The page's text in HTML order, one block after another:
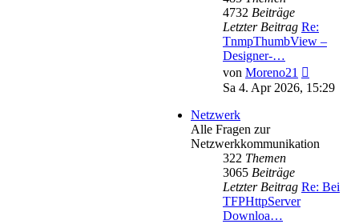
4732 Beiträge
Letzter Beitrag Re:
TnmpThumbView –
Designer-…
von Moreno21
Beitrag
Sa 4. Apr 2026, 15:29
Netzwerk
Alle Fragen zur
Netzwerkkommunikation
322 Themen
3065 Beiträge
Letzter Beitrag Re: Bei
TFPHttpServer
Downloa…